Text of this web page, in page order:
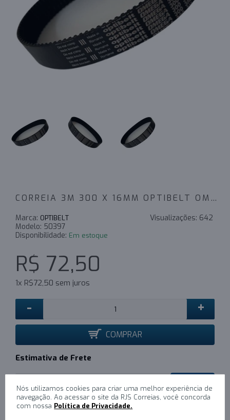
CORREIA 3M 300 X 16MM OPTIBELT OMEGA
Visualizações: 642
Marca: OPTIBELT
Modelo: 50397
Disponibilidade: Em estoque
R$ 72,50
1x R$72,50 sem juros
- +
COMPRAR
Estimativa de Frete
Nós utilizamos cookies para criar uma melhor experiência de
navegação. Ao acessar o site da RJS Correias, você concorda
com nossa Política de Privacidade.